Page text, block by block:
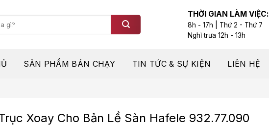
THỜI GIAN LÀM VIỆC:
8h - 17h | Thứ 2 - Thứ 7
Nghỉ trưa 12h - 13h
SẢN PHẨM BÁN CHẠY TIN TỨC & SỰ KIỆN LIÊN HỆ
Xoay Cho Bản Lề Sàn Hafele 932.77.090